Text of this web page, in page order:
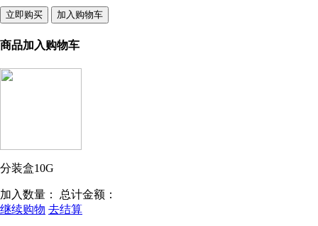
立即购买 加入购物车
商品加入购物车
分装盒10G
加入数量： 总计金额：
继续购物 去结算